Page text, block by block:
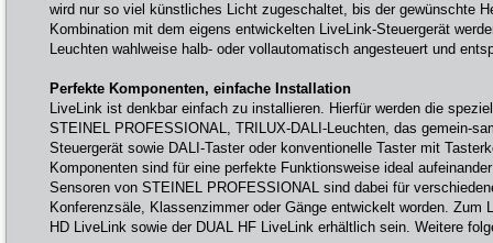
wird nur so viel künstliches Licht zugeschaltet, bis der gewünschte
Kombination mit dem eigens entwickelten LiveLink-Steuergerät
Leuchten wahlweise halb- oder vollautomatisch angesteuert und
Perfekte Komponenten, einfache Installation
LiveLink ist denkbar einfach zu installieren. Hierfür werden die
STEINEL PROFESSIONAL, TRILUX-DALI-Leuchten, das gemein-
Steuergerät sowie DALI-Taster oder konventionelle Taster mit
Komponenten sind für eine perfekte Funktionsweise ideal
Sensoren von STEINEL PROFESSIONAL sind dabei für
Konferenzsäle, Klassenzimmer oder Gänge entwickelt worden. Zum
HD LiveLink sowie der DUAL HF LiveLink erhältlich sein. Weitere